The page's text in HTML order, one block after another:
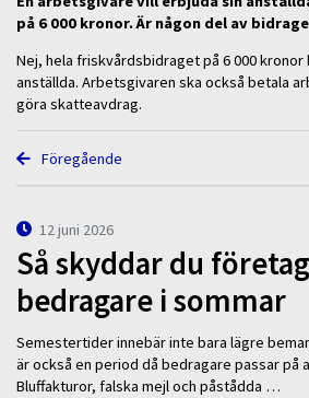
på 6 000 kronor. Är någon del av
Nej, hela friskvårdsbidraget på 6 000
anställda. Arbetsgivaren ska också betala
göra skatteavdrag.
Föregående
12 juni 2026
Så skyddar du
bedragare i sommar
Semestertider innebär inte bara lägre
är också en period då bedragare passar på
Bluffakturor, falska mejl och påstådda …